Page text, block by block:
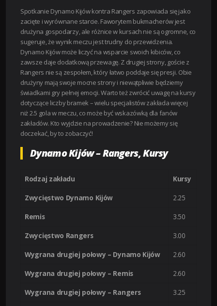
Spotkanie Dynamo Kijów kontra Rangers zapowiada się jako
zacięte i wyrównane starcie. Faworytem bukmacherów jest
drużyna gospodarzy, ale różnice w kursach nie są ogromne, co
sugeruje, że wynik meczu jest trudny do przewidzenia.
Dynamo Kijów może liczyć na wsparcie swoich kibiców, co
zawsze daje dodatkową przewagę. Z drugiej strony, goście z
Rangers nie są zespołem, który łatwo poddaje się presji. Obie
drużyny mają swoje mocne strony i niewątpliwie będziemy
świadkami gry pełnej emocji. Warto też zwrócić uwagę na kursy
dotyczące liczby bramek – wielu specjalistów zakłada więcej
niż 2.5 gola w meczu, co może być wskazówką dla fanów
zakładów. Kto wyjdzie na prowadzenie? Nie możemy się
doczekać, by to zobaczyć!
Dynamo Kijów – Rangers, Kursy
Rodzaj zakładu Kursy
Zwycięstwo Dynamo Kijów 2.25
Remis 3.50
Zwycięstwo Rangers 3.00
Wygrana drugiej połowy – Dynamo Kijów 2.60
Wygrana drugiej połowy – Remis 2.60
Wygrana drugiej połowy – Rangers 3.25